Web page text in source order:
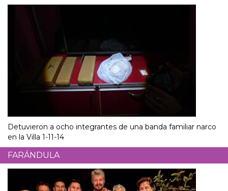
Detuvieron a ocho integrantes de una banda familiar narco
en la Villa 1-11-14
FARÁNDULA